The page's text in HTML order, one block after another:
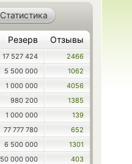
Статистика
Резерв Отзывы
17 527 424
2466
5 500 000
1062
1 000 000
4056
980 200
1385
1 000 000
139
77 777 780
652
6 500 000
1301
50 000 000
403